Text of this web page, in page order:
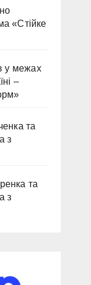
«Стійке
у межах
–
та
з
та
з